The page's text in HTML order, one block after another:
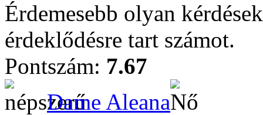
Érdemesebb olyan
érdeklődésre tart számot.
Pontszám: 7.67
Dame Aleana